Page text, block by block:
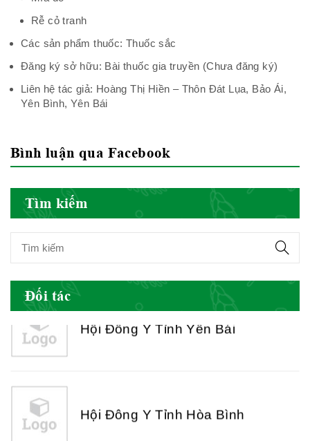
Rễ cỏ tranh
Các sản phẩm thuốc: Thuốc sắc
Đăng ký sở hữu: Bài thuốc gia truyền (Chưa đăng ký)
Liên hệ tác giả: Hoàng Thị Hiền – Thôn Đát Lụa, Bảo Ái,
Yên Bình, Yên Bái
Bình luận qua Facebook
Tìm kiếm
Đối tác
BYT
Hiệp hội doanh nghiệp dược Việt
Nam
Hội Đông Y Việt Nam